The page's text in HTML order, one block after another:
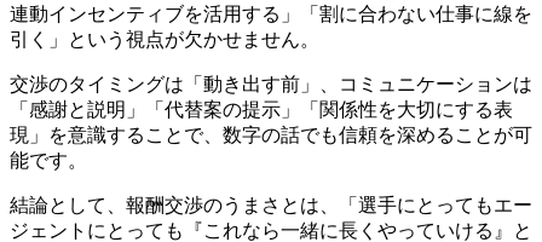
連動インセンティブを活用する」「割に合わない仕事に線を
引く」という視点が欠かせません。
交渉のタイミングは「動き出す前」、コミュニケーションは
「感謝と説明」「代替案の提示」「関係性を大切にする表
現」を意識することで、数字の話でも信頼を深めることが可
能です。
結論として、報酬交渉のうまさとは、「選手にとってもエー
ジェントにとっても『これなら一緒に長くやっていける』と